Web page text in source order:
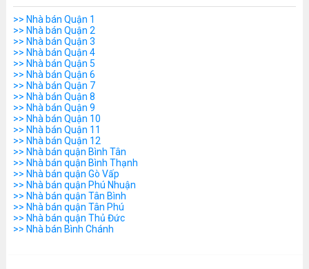
>> Nhà bán Quận 1
>> Nhà bán Quận 2
>> Nhà bán Quận 3
>> Nhà bán Quận 4
>> Nhà bán Quận 5
>> Nhà bán Quận 6
>> Nhà bán Quận 7
>> Nhà bán Quận 8
>> Nhà bán Quận 9
>> Nhà bán Quận 10
>> Nhà bán Quận 11
>> Nhà bán Quận 12
>> Nhà bán quận Bình Tân
>> Nhà bán quận Bình Thạnh
>> Nhà bán quận Gò Vấp
>> Nhà bán quận Phú Nhuận
>> Nhà bán quận Tân Bình
>> Nhà bán quận Tân Phú
>> Nhà bán quận Thủ Đức
>> Nhà bán Bình Chánh